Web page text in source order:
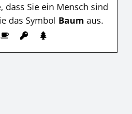
dass Sie ein Mensch sind
das Symbol Baum aus.